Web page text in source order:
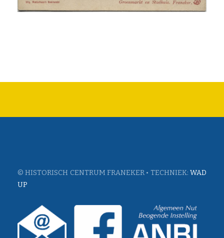
© HISTORISCH CENTRUM FRANEKER • TECHNIEK: WAD
UP